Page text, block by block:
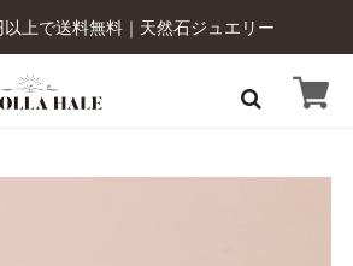
以上で送料無料｜天然石ジュエリー